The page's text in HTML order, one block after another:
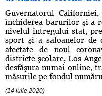
Guvernatorul
închiderea barurilor şi a
nivelul întregului stat,
sport şi a saloanelor de
afectate de noul
districte şcolare, Los
desfăşura numai online,
măsurile pe fondul
(14 iulie 2020)